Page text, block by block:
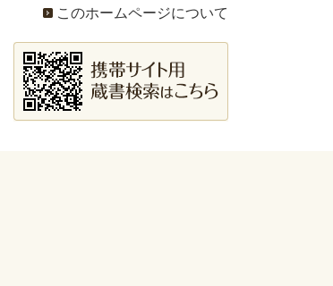
このホームページについて